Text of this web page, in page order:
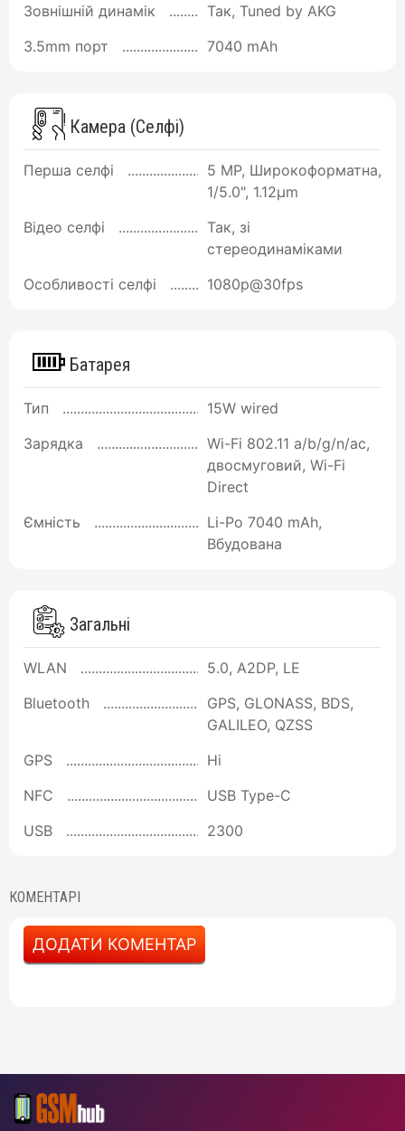
Зовнішній динамік
Так, Tuned by AKG
3.5mm порт
7040 mAh
Камера (Селфі)
Перша селфі
5 MP, Широкоформатна,
1/5.0", 1.12µm
Відео селфі
Так, зі
стереодинаміками
Особливості селфі
1080p@30fps
Батарея
Тип
15W wired
Зарядка
Wi-Fi 802.11 a/b/g/n/ac,
двосмуговий, Wi-Fi
Direct
Ємність
Li-Po 7040 mAh,
Вбудована
Загальні
WLAN
5.0, A2DP, LE
Bluetooth
GPS, GLONASS, BDS,
GALILEO, QZSS
GPS
Ні
NFC
USB Type-C
USB
2300
КОМЕНТАРІ
ДОДАТИ КОМЕНТАР